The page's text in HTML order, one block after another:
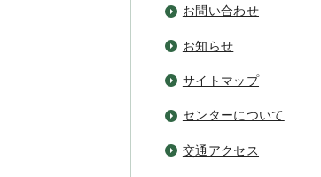
お問い合わせ
お知らせ
サイトマップ
センターについて
交通アクセス